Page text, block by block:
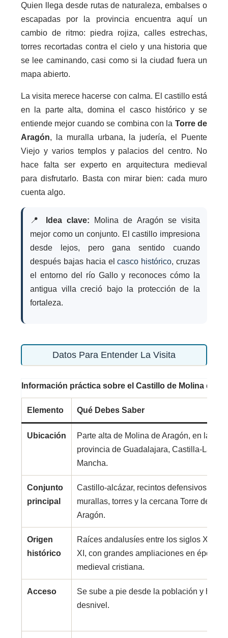
Quien llega desde rutas de naturaleza, embalses o
escapadas por la provincia encuentra aquí un
cambio de ritmo: piedra rojiza, calles estrechas,
torres recortadas contra el cielo y una historia que
se lee caminando, casi como si la ciudad fuera un
mapa abierto.
La visita merece hacerse con calma. El castillo está
en la parte alta, domina el casco histórico y se
entiende mejor cuando se combina con la Torre de
Aragón, la muralla urbana, la judería, el Puente
Viejo y varios templos y palacios del centro. No
hace falta ser experto en arquitectura medieval
para disfrutarlo. Basta con mirar bien: cada muro
cuenta algo.
📍 Idea clave: Molina de Aragón se visita
mejor como un conjunto. El castillo impresiona
desde lejos, pero gana sentido cuando
después bajas hacia elcasco histórico, cruzas
el entorno del río Gallo y reconoces cómo la
antigua villa creció bajo la protección de la
fortaleza.
Datos Para Entender La Visita
Información práctica sobre el Castillo de Molina de
Elemento Qué Debes Saber
Ubicación
Parte alta de Molina de Aragón, en la
provincia de Guadalajara, Castilla-La
Mancha.
Conjunto
principal
Castillo-alcázar, recintos defensivos,
murallas, torres y la cercana Torre de
Aragón.
Origen
histórico
Raíces andalusíes entre los siglos X y
XI, con grandes ampliaciones en época
medieval cristiana.
Acceso
Se sube a pie desde la población y hay
desnivel.